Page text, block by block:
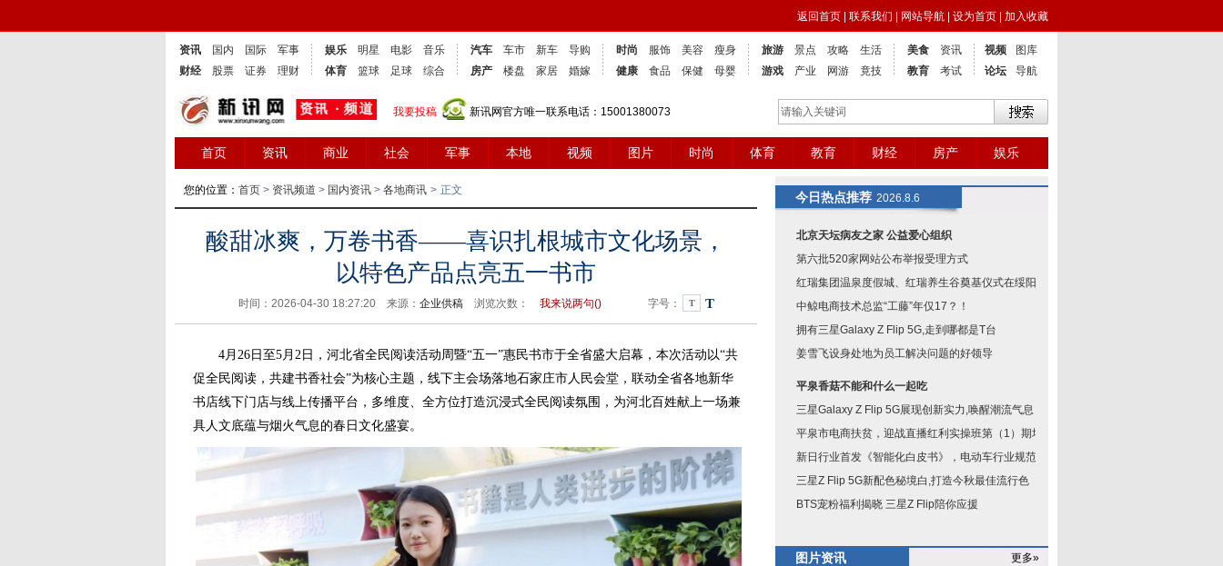
返回首页 联系我们 网站导航 设为首页 加入收藏
资讯 国内 国际
军事
财经
股票 证券 理财
娱乐 明星 电影
音乐
体育
篮球 足球 综合
汽车 车市 新车
导购
房产
楼盘 家居 婚嫁
时尚 服饰 美容
瘦身
健康
食品 保健 母婴
旅游 景点 攻略
生活
游戏
产业 网游 竟技
美食
资讯
教育
考试
视频
图库
论坛
导航
我要投稿 新讯网官方唯一联系电话：15001380073
首页 资讯 商业 社会 军事 本地 视频 图片 时尚 体育 教育 财经 房产 娱乐
您的位置： 首页 > 资讯频道 > 国内资讯 > 各地商讯 > 正文
酸甜冰爽，万卷书香——喜识扎根城市文化场景，
以特色产品点亮五一书市
时间：2026-04-30 18:27:20 来源： 企业供稿 浏览次数： 我来说两句() 字号： T T
4月26日至5月2日，河北省全民阅读活动周暨“五一”惠民书市于全省盛大启幕，本次活动以“共
促全民阅读，共建书香社会”为核心主题，线下主会场落地石家庄市人民会堂，联动全省各地新华
书店线下门店与线上传播平台，多维度、全方位打造沉浸式全民阅读氛围，为河北百姓献上一场兼
具人文底蕴与烟火气息的春日文化盛宴。
今日热点推荐 2026.8.6
北京天坛病友之家 公益爱心组织
第六批520家网站公布举报受理方式
红瑞集团温泉度假城、红瑞养生谷奠基仪式在绥阳举
中鲸电商技术总监“工藤”年仅17？！
拥有三星Galaxy Z Flip 5G,走到哪都是T台
姜雪飞设身处地为员工解决问题的好领导
平泉香菇不能和什么一起吃
三星Galaxy Z Flip 5G展现创新实力,唤醒潮流气息
平泉市电商扶贫，迎战直播红利实操班第（1）期培
新日行业首发《智能化白皮书》，电动车行业规范已
三星Z Flip 5G新配色秘境白,打造今秋最佳流行色
BTS宠粉福利揭晓 三星Z Flip陪你应援
图片资讯 更多»